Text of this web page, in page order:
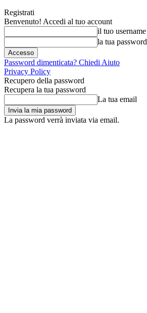
Registrati
Benvenuto! Accedi al tuo account
il tuo username
la tua password
Password dimenticata? Chiedi Aiuto
Privacy Policy
Recupero della password
Recupera la tua password
La tua email
La password verrà inviata via email.